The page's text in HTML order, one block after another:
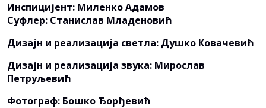
Инспицијент: Миленко Адамов
Суфлер: Станислав Младеновић
Дизајн и реализација светла: Душко Ковачевић
Дизајн и реализација звука: Мирослав
Петруљевић
Фотограф: Бошко Ђорђевић